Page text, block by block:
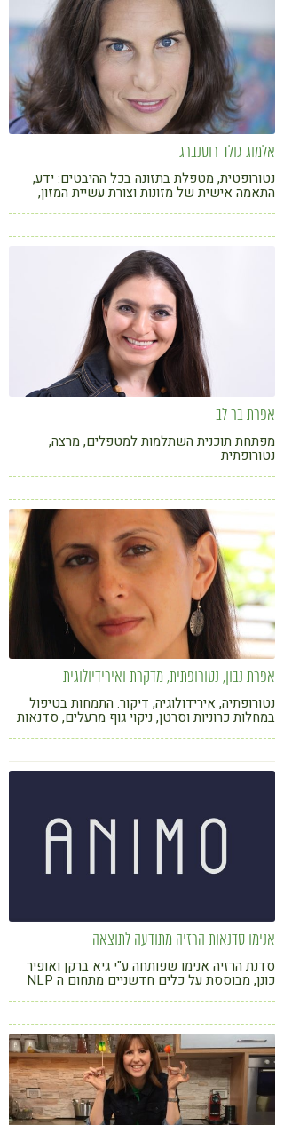
אלמוג גולד רוטנברג
נטורופטית, מטפלת בתזונה בכל ההיבטים: ידע,
התאמה אישית של מזונות וצורת עשיית המזון,
כלים מעולם ההתמקדות (פוקוסינג) ותזונה
סינית-מקרוביוטית. מרצה במכללת רידמן ובחברות
מובילות במשק (מלאנוקס, קנטרי חשמונאים,
אפרת בר לב
מפתחת תוכנית השתלמות למטפלים, מרצה,
נטורופתית
אפרת נבון, נטורופתית, מדקרת ואירידיולוגית
נטורופתיה, אירידולוגיה, דיקור. התמחות בטיפול
במחלות כרוניות וסרטן, ניקוי גוף מרעלים, סדנאות
אנימו סדנאות הרזיה מתודעה לתוצאה
סדנת הרזיה אנימו שפותחה ע"י גיא ברקן ואופיר
כונן, מבוססת על כלים חדשניים מתחום ה NLP
אלא גם לשינוי פנימי ומעצים בחייך.